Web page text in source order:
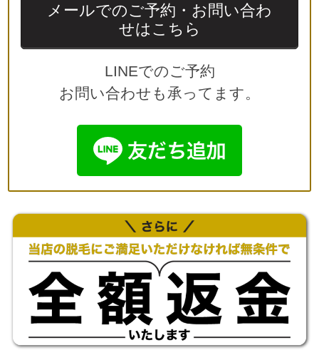
メールでのご予約・お問い合わ
せはこちら
LINEでのご予約
お問い合わせも承ってます。